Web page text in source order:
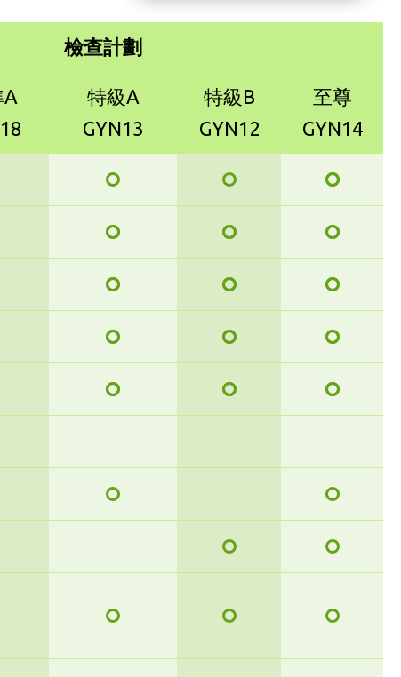
檢查計劃
A
特級A
GYN13
特級B
GYN12
至尊
GYN14